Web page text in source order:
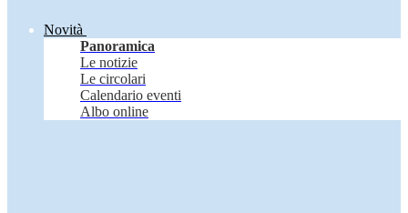
Novità
Panoramica
Le notizie
Le circolari
Calendario eventi
Albo online